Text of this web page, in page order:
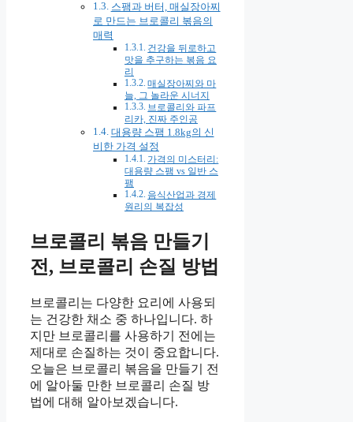
스팸과 버터, 매실장아찌
로 만드는 브로콜리 볶음의
매력
건강을 뒤로하고
맛을 추구하는 볶음 요
리
매실장아찌와 마
늘, 그 놀라운 시너지
브로콜리와 파프
리카, 진짜 주인공
대용량 스팸 1.8kg의 신
비한 가격 설정
가격의 미스터리:
대용량 스팸 vs 일반 스
팸
음식산업과 경제
원리의 복잡성
브로콜리 볶음 만들기
전, 브로콜리 손질 방법
브로콜리는 다양한 요리에 사용되
는 건강한 채소 중 하나입니다. 하
지만 브로콜리를 사용하기 전에는
제대로 손질하는 것이 중요합니다.
오늘은 브로콜리 볶음을 만들기 전
에 알아둘 만한 브로콜리 손질 방
법에 대해 알아보겠습니다.